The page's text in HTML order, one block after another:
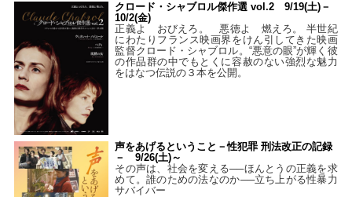
クロード・シャブロル傑作選 vol.2 9/19(土)－
10/2(金)
正義よ おびえろ。 悪徳よ 燃えろ。 半世紀
にわたりフランス映画界をけん引してきた映画
監督クロード・シャブロル。“悪意の眼”が輝く彼
の作品群の中でもとくに容赦のない強烈な魅力
をはなつ伝説の３本を公開。
声をあげるということ－性犯罪 刑法改正の記録
－ 9/26(土)～
その声は、社会を変える──ほんとうの正義を求
めて。誰のための法なのか──立ち上がる性暴力
サバイバー